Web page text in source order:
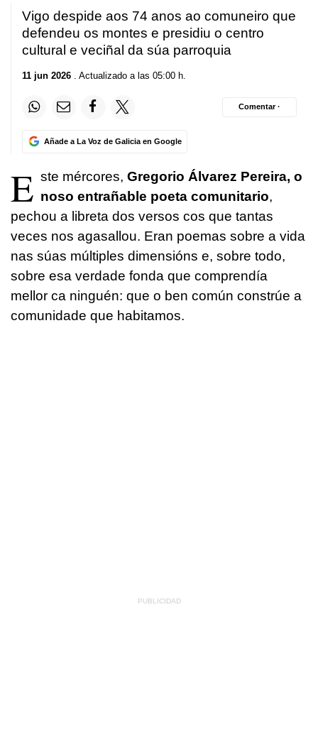
Vigo despide aos 74 anos ao comuneiro que
defendeu os montes e presidiu o centro
cultural e veciñal da súa parroquia
11 jun 2026 . Actualizado a las 05:00 h.
Añade a La Voz de Galicia en Google
Comentar ·
E ste mércores, Gregorio Álvarez Pereira, o
noso entrañable poeta comunitario,
pechou a libreta dos versos cos que tantas
veces nos agasallou. Eran poemas sobre a vida
nas súas múltiples dimensións e, sobre todo,
sobre esa verdade fonda que comprendía
mellor ca ninguén: que o ben común constrúe a
comunidade que habitamos.